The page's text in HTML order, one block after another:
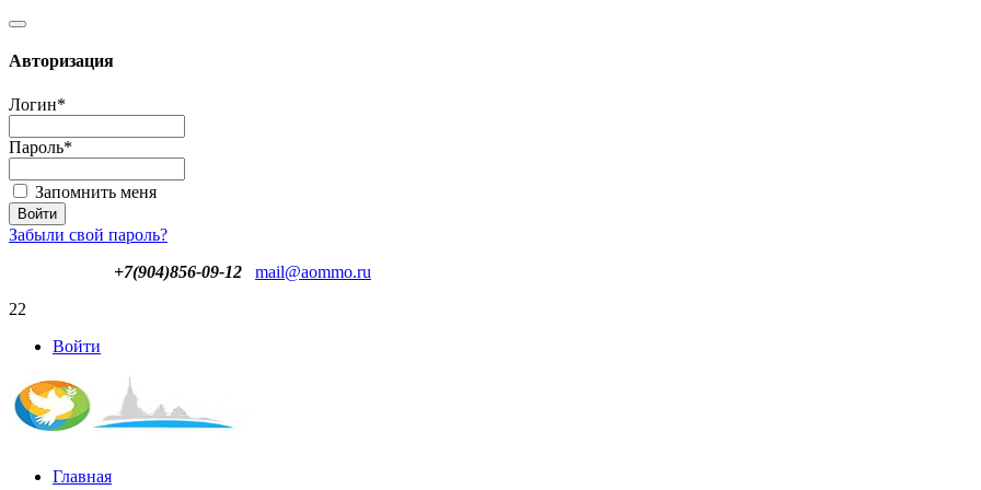
Авторизация
Логин*
Пароль*
Запомнить меня
Забыли свой пароль?
+7(904)856-09-12
mail@aommo.ru
22
Войти
Главная